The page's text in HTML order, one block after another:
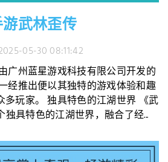
游武林歪传
05-30 08:11:42
广州蓝星游戏科技有限公司开发的
经推出便以其独特的游戏体验和趣
多玩家。 独具特色的江湖世界 《武
具特色的江湖世界，融合了经...